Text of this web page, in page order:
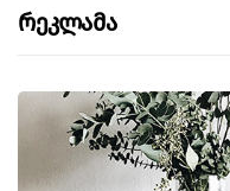
Რეკლამა